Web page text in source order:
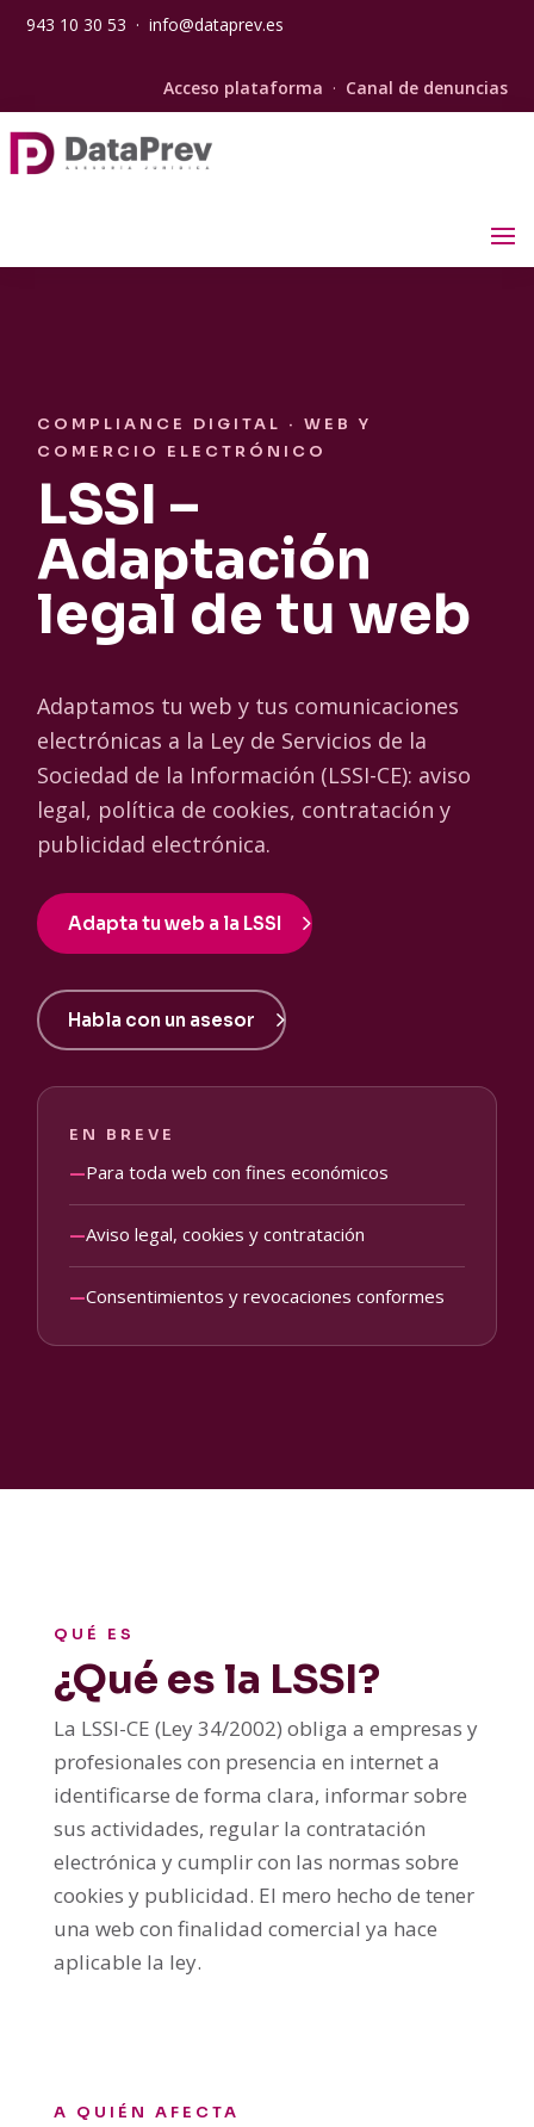
943 10 30 53 ·info@dataprev.es
Acceso plataforma · Canal de denuncias
COMPLIANCE DIGITAL · WEB Y
COMERCIO ELECTRÓNICO
LSSI –
Adaptación
legal de tu web
Adaptamos tu web y tus comunicaciones
electrónicas a la Ley de Servicios de la
Sociedad de la Información (LSSI-CE): aviso
legal, política de cookies, contratación y
publicidad electrónica.
Adapta tu web a la LSSI
Habla con un asesor
EN BREVE
—Para toda web con fines económicos
—Aviso legal, cookies y contratación
—Consentimientos y revocaciones conformes
QUÉ ES
¿Qué es la LSSI?
La LSSI-CE (Ley 34/2002) obliga a empresas y
profesionales con presencia en internet a
identificarse de forma clara, informar sobre
sus actividades, regular la contratación
electrónica y cumplir con las normas sobre
cookies y publicidad. El mero hecho de tener
una web con finalidad comercial ya hace
aplicable la ley.
A QUIÉN AFECTA